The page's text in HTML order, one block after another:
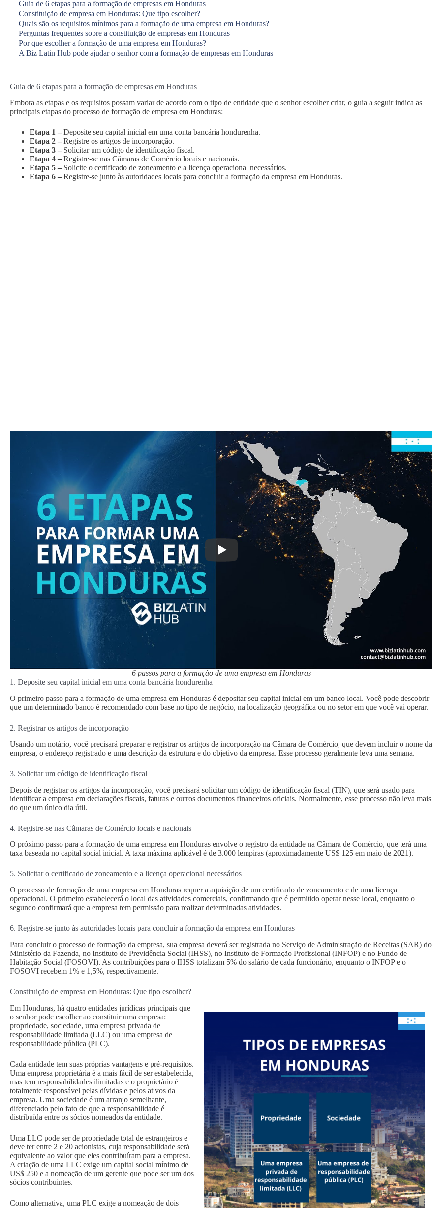
Guia de 6 etapas para a formação de empresas em Honduras
Constituição de empresa em Honduras: Que tipo escolher?
Quais são os requisitos mínimos para a formação de uma empresa em Honduras?
Perguntas frequentes sobre a constituição de empresas em Honduras
Por que escolher a formação de uma empresa em Honduras?
A Biz Latin Hub pode ajudar o senhor com a formação de empresas em Honduras
Guia de 6 etapas para a formação de empresas em Honduras
Embora as etapas e os requisitos possam variar de acordo com o tipo de entidade que o senhor escolher criar, o guia a seguir indica as
principais etapas do processo de formação de empresa em Honduras:
Etapa 1 – Deposite seu capital inicial em uma conta bancária hondurenha.
Etapa 2 – Registre os artigos de incorporação.
Etapa 3 – Solicitar um código de identificação fiscal.
Etapa 4 – Registre-se nas Câmaras de Comércio locais e nacionais.
Etapa 5 – Solicite o certificado de zoneamento e a licença operacional necessários.
Etapa 6 – Registre-se junto às autoridades locais para concluir a formação da empresa em Honduras.
6 passos para a formação de uma empresa em Honduras
1. Deposite seu capital inicial em uma conta bancária hondurenha
O primeiro passo para a formação de uma empresa em Honduras é depositar seu capital inicial em um banco local. Você pode descobrir
que um determinado banco é recomendado com base no tipo de negócio, na localização geográfica ou no setor em que você vai operar.
2. Registrar os artigos de incorporação
Usando um notário, você precisará preparar e registrar os artigos de incorporação na Câmara de Comércio, que devem incluir o nome da
empresa, o endereço registrado e uma descrição da estrutura e do objetivo da empresa. Esse processo geralmente leva uma semana.
3. Solicitar um código de identificação fiscal
Depois de registrar os artigos da incorporação, você precisará solicitar um código de identificação fiscal (TIN), que será usado para
identificar a empresa em declarações fiscais, faturas e outros documentos financeiros oficiais. Normalmente, esse processo não leva mais
do que um único dia útil.
4. Registre-se nas Câmaras de Comércio locais e nacionais
O próximo passo para a formação de uma empresa em Honduras envolve o registro da entidade na Câmara de Comércio, que terá uma
taxa baseada no capital social inicial. A taxa máxima aplicável é de 3.000 lempiras (aproximadamente US$ 125 em maio de 2021).
5. Solicitar o certificado de zoneamento e a licença operacional necessários
O processo de formação de uma empresa em Honduras requer a aquisição de um certificado de zoneamento e de uma licença
operacional. O primeiro estabelecerá o local das atividades comerciais, confirmando que é permitido operar nesse local, enquanto o
segundo confirmará que a empresa tem permissão para realizar determinadas atividades.
6. Registre-se junto às autoridades locais para concluir a formação da empresa em Honduras
Para concluir o processo de formação da empresa, sua empresa deverá ser registrada no Serviço de Administração de Receitas (SAR) do
Ministério da Fazenda, no Instituto de Previdência Social (IHSS), no Instituto de Formação Profissional (INFOP) e no Fundo de
Habitação Social (FOSOVI). As contribuições para o IHSS totalizam 5% do salário de cada funcionário, enquanto o INFOP e o
FOSOVI recebem 1% e 1,5%, respectivamente.
Constituição de empresa em Honduras: Que tipo escolher?
Em Honduras, há quatro entidades jurídicas principais que
o senhor pode escolher ao constituir uma empresa:
propriedade, sociedade, uma empresa privada de
responsabilidade limitada (LLC) ou uma empresa de
responsabilidade pública (PLC).
Cada entidade tem suas próprias vantagens e pré-requisitos.
Uma empresa proprietária é a mais fácil de ser estabelecida,
mas tem responsabilidades ilimitadas e o proprietário é
totalmente responsável pelas dívidas e pelos ativos da
empresa. Uma sociedade é um arranjo semelhante,
diferenciado pelo fato de que a responsabilidade é
distribuída entre os sócios nomeados da entidade.
Uma LLC pode ser de propriedade total de estrangeiros e
deve ter entre 2 e 20 acionistas, cuja responsabilidade será
equivalente ao valor que eles contribuíram para a empresa.
A criação de uma LLC exige um capital social mínimo de
US$ 250 e a nomeação de um gerente que pode ser um dos
sócios contribuintes.
Como alternativa, uma PLC exige a nomeação de dois